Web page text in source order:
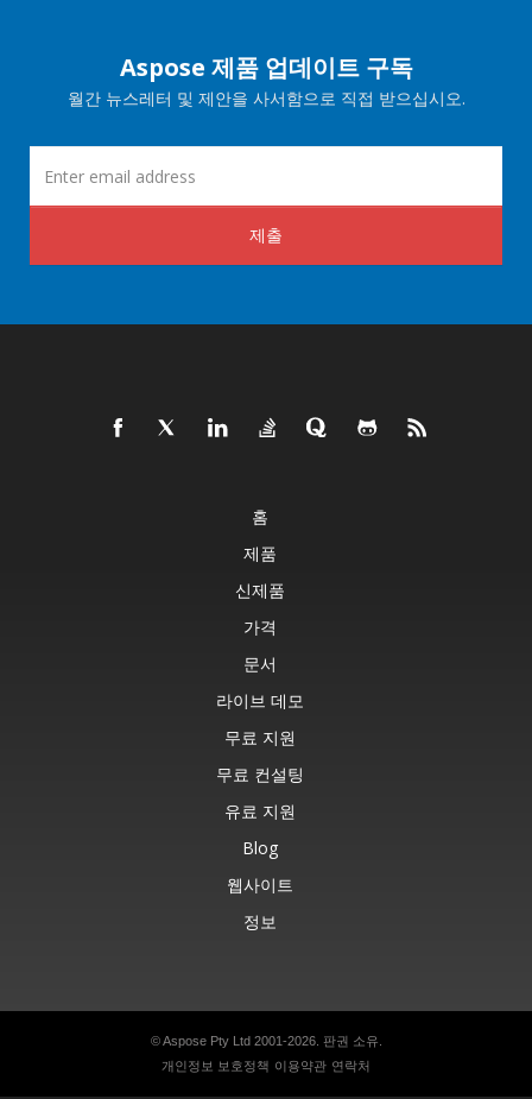
Aspose 제품 업데이트 구독
월간 뉴스레터 및 제안을 사서함으로 직접 받으십시오.
제출
홈
제품
신제품
가격
문서
라이브 데모
무료 지원
무료 컨설팅
유료 지원
Blog
웹사이트
정보
© Aspose Pty Ltd 2001-2026. 판권 소유.
개인정보 보호정책 이용약관 연락처